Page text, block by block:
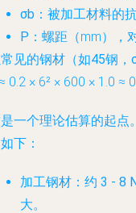
σb ：被加工材料的
P ：螺距（mm），
见的钢材（如45钢，
0.2 × 6² × 600 × 1.0 ≈
一个理论估算的起点
下：
加工钢材 ：约 3 - 8
大。